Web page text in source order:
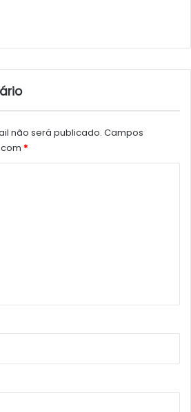
não será publicado. Campos
*